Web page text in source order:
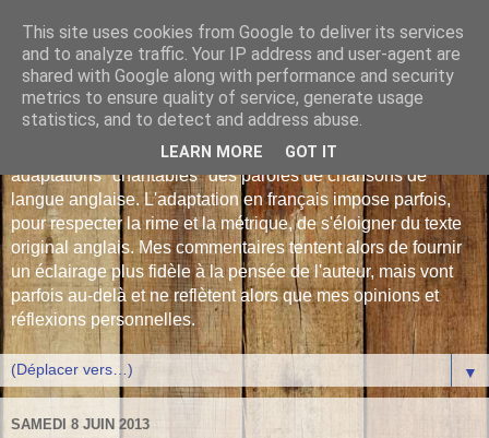
Les Monophonies de
Polyphrène
Versions françaises inédites : déjà plus de 510 traductions -
adaptations "chantables" des paroles de chansons de
langue anglaise. L'adaptation en français impose parfois,
pour respecter la rime et la métrique, de s'éloigner du texte
original anglais. Mes commentaires tentent alors de fournir
un éclairage plus fidèle à la pensée de l'auteur, mais vont
parfois au-delà et ne reflètent alors que mes opinions et
réflexions personnelles.
▼
SAMEDI 8 JUIN 2013
This site uses cookies from Google to deliver its services
and to analyze traffic. Your IP address and user-agent are
shared with Google along with performance and security
metrics to ensure quality of service, generate usage
statistics, and to detect and address abuse.
LEARN MORE GOT IT